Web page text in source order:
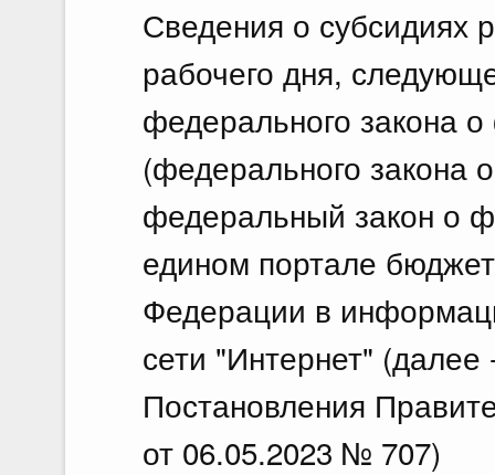
Сведения о субсидиях
рабочего дня,
федерального закона
(федерального закона
федеральный закон о
едином портале
Федерации в
сети "Интернет"
Постановления
от 06.05.2023 № 707)